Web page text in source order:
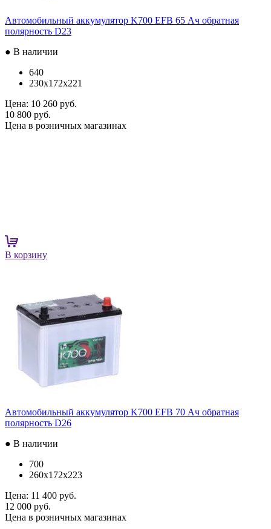
Автомобильный аккумулятор K700 EFB 65 Ач обратная
полярность D23
● В наличии
640
230x172x221
Цена: 10 260 руб.
10 800 руб.
Цена в розничных магазинах
В корзину
Автомобильный аккумулятор K700 EFB 70 Ач обратная
полярность D26
● В наличии
700
260x172x223
Цена: 11 400 руб.
12 000 руб.
Цена в розничных магазинах